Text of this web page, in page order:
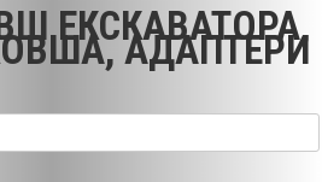
ЕКСКАВАТОРА,
АДАПТЕРИ